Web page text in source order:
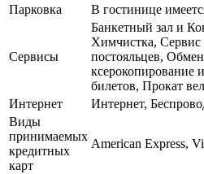
Парковка
В гостинице
Сервисы
Банкетный зал и
Химчистка,
постояльцев,
ксерокопирование
билетов, Прокат
Интернет
Интернет,
Виды
принимаемых
кредитных
карт
American Express,